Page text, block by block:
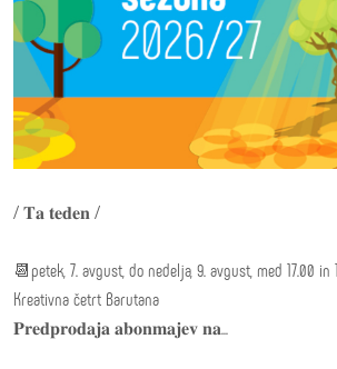
/ 𝐓𝐚 𝐭𝐞𝐝𝐞𝐧 /
📆petek, 7. avgust, do nedelja, 9. avgust, med 17.00 in
Kreativna četrt Barutana
𝐏𝐫𝐞𝐝𝐩𝐫𝐨𝐝𝐚𝐣𝐚 𝐚𝐛𝐨𝐧𝐦𝐚𝐣𝐞𝐯 𝐧𝐚...